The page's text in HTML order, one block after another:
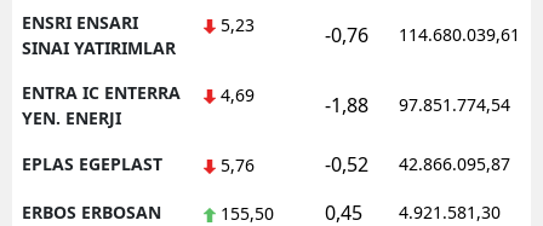
ENSRI ENSARI
SINAI YATIRIMLAR
5,23 -0,76 114.680.039,61
ENTRA IC ENTERRA
YEN. ENERJI
4,69 -1,88 97.851.774,54
EPLAS EGEPLAST 5,76 -0,52 42.866.095,87
ERBOS ERBOSAN 155,50 0,45 4.921.581,30